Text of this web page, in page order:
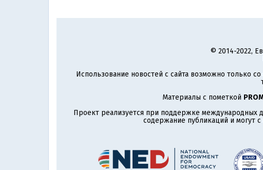
© 2014-2022,
Использование новостей с сайта возможно только
Материалы с пометкой
Проект реализуется при поддержке международных
содержание публикаций и могут